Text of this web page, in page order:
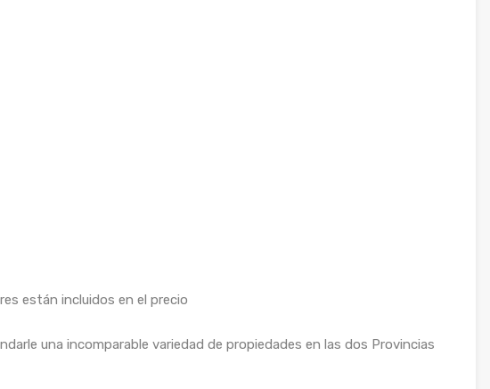
están incluidos en el precio
una incomparable variedad de propiedades en las dos Provincias